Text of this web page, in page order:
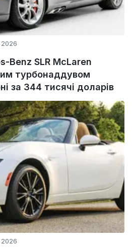
Benz SLR McLaren
турбонаддувом
за 344 тисячі доларів